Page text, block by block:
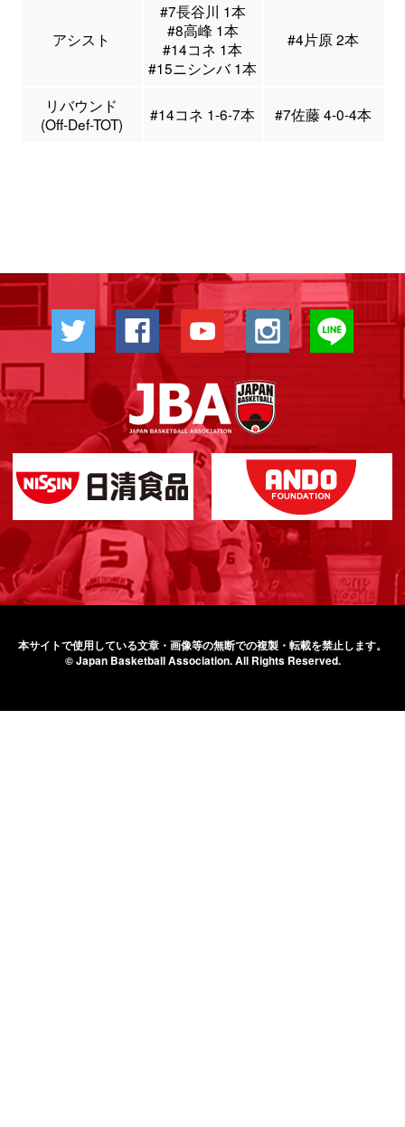
アシスト
#7長谷川 1本
#8高峰 1本
#14コネ 1本
#15ニシンバ 1本
#4片原 2本
リバウンド
(Off-Def-TOT)
#14コネ 1-6-7本 #7佐藤 4-0-4本
本サイトで使用している文章・画像等の無断での複製・転載を禁止します。
© Japan Basketball Association.All Rights Reserved.